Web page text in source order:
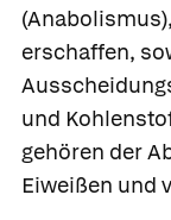
(Anabolismus
erschaffen,
und
gehören der
Eiweißen und